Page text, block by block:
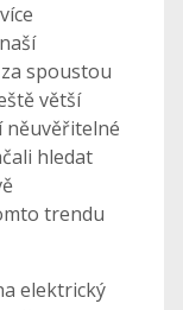
spoustou
větší
něuvěřitelné
hledat
trendu
elektrický